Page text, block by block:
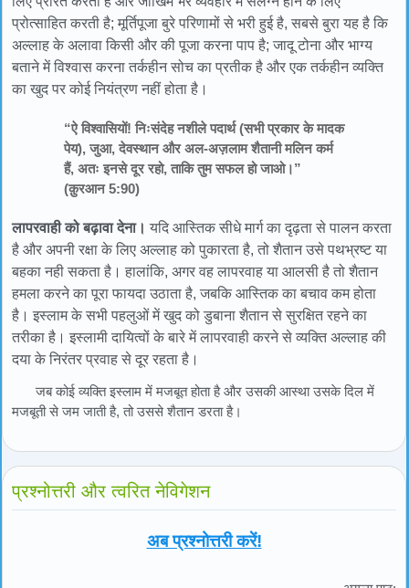
प्रोत्साहित करती है; मूर्तिपूजा बुरे परिणामों से भरी हुई है, सबसे बुरा यह है कि
अल्लाह के अलावा किसी और की पूजा करना पाप है; जादू टोना और भाग्य
बताने में विश्वास करना तर्कहीन सोच का प्रतीक है और एक तर्कहीन व्यक्ति
का खुद पर कोई नियंत्रण नहीं होता है।
“ऐ विश्वासियों! निःसंदेह नशीले पदार्थ (सभी प्रकार के मादक
पेय), जुआ, देवस्थान और अल-अज़लाम शैतानी मलिन कर्म
हैं, अतः इनसे दूर रहो, ताकि तुम सफल हो जाओ।”
(क़ुरआन 5:90)
लापरवाही को बढ़ावा देना। यदि आस्तिक सीधे मार्ग का दृढ़ता से पालन करता
है और अपनी रक्षा के लिए अल्लाह को पुकारता है, तो शैतान उसे पथभ्रष्ट या
बहका नही सकता है। हालांकि, अगर वह लापरवाह या आलसी है तो शैतान
हमला करने का पूरा फायदा उठाता है, जबकि आस्तिक का बचाव कम होता
है। इस्लाम के सभी पहलुओं में खुद को डुबाना शैतान से सुरक्षित रहने का
तरीका है। इस्लामी दायित्वों के बारे में लापरवाही करने से व्यक्ति अल्लाह की
दया के निरंतर प्रवाह से दूर रहता है।
जब कोई व्यक्ति इस्लाम में मजबूत होता है और उसकी आस्था उसके दिल में
मजबूती से जम जाती है, तो उससे शैतान डरता है।
प्रश्नोत्तरी और त्वरित नेविगेशन
अब प्रश्नोत्तरी करें!